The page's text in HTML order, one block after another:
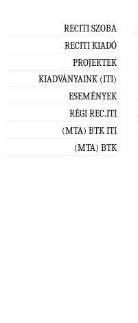
RECITI SZOBA
RECITI KIADÓ
PROJEKTEK
KIADVÁNYAINK (ITI)
ESEMÉNYEK
RÉGI REC.ITI
(MTA) BTK ITI
(MTA) BTK